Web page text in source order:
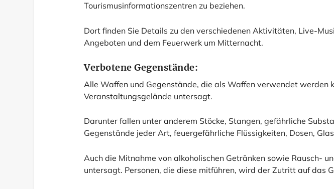
Tourismusinformationszentren zu beziehen.
Dort finden Sie Details zu den verschiedenen Aktivitäten, Live-
Angeboten und dem Feuerwerk um Mitternacht.
Verbotene Gegenstände:
Alle Waffen und Gegenstände, die als Waffen verwendet werden
Veranstaltungsgelände untersagt.
Darunter fallen unter anderem Stöcke, Stangen, gefährliche
Gegenstände jeder Art, feuergefährliche Flüssigkeiten, Dosen,
Auch die Mitnahme von alkoholischen Getränken sowie Rausch-
untersagt. Personen, die diese mitführen, wird der Zutritt auf das